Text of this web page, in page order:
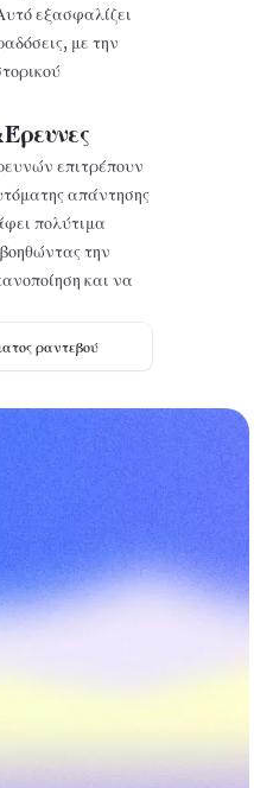
εξασφαλίζει
με την
επιτρέπουν
απάντησης
πολύτιμα
την
και να
ραντεβού